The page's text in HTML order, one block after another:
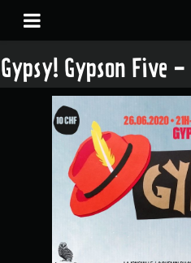
Gypsy! Gypson Five